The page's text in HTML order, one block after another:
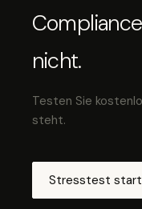
nicht.
Testen Sie
steht.
Stresstest